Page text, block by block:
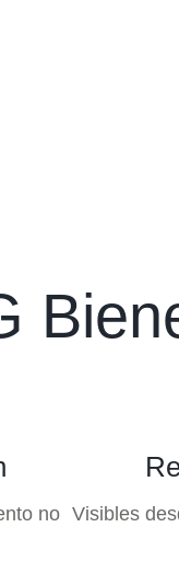
no Visibles